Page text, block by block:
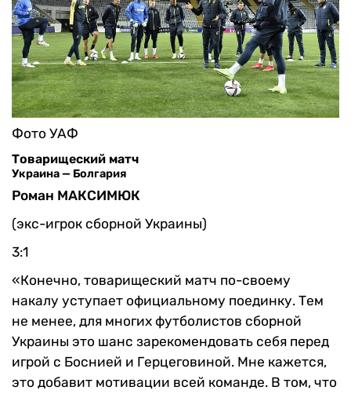
Фото УАФ
Товарищеский матч
Украина — Болгария
Роман МАКСИМЮК
(экс-игрок сборной Украины)
3:1
«Конечно, товарищеский матч по-своему
накалу уступает официальному поединку. Тем
не менее, для многих футболистов сборной
Украины это шанс зарекомендовать себя перед
игрой с Боснией и Герцеговиной. Мне кажется,
это добавит мотивации всей команде. В том, что